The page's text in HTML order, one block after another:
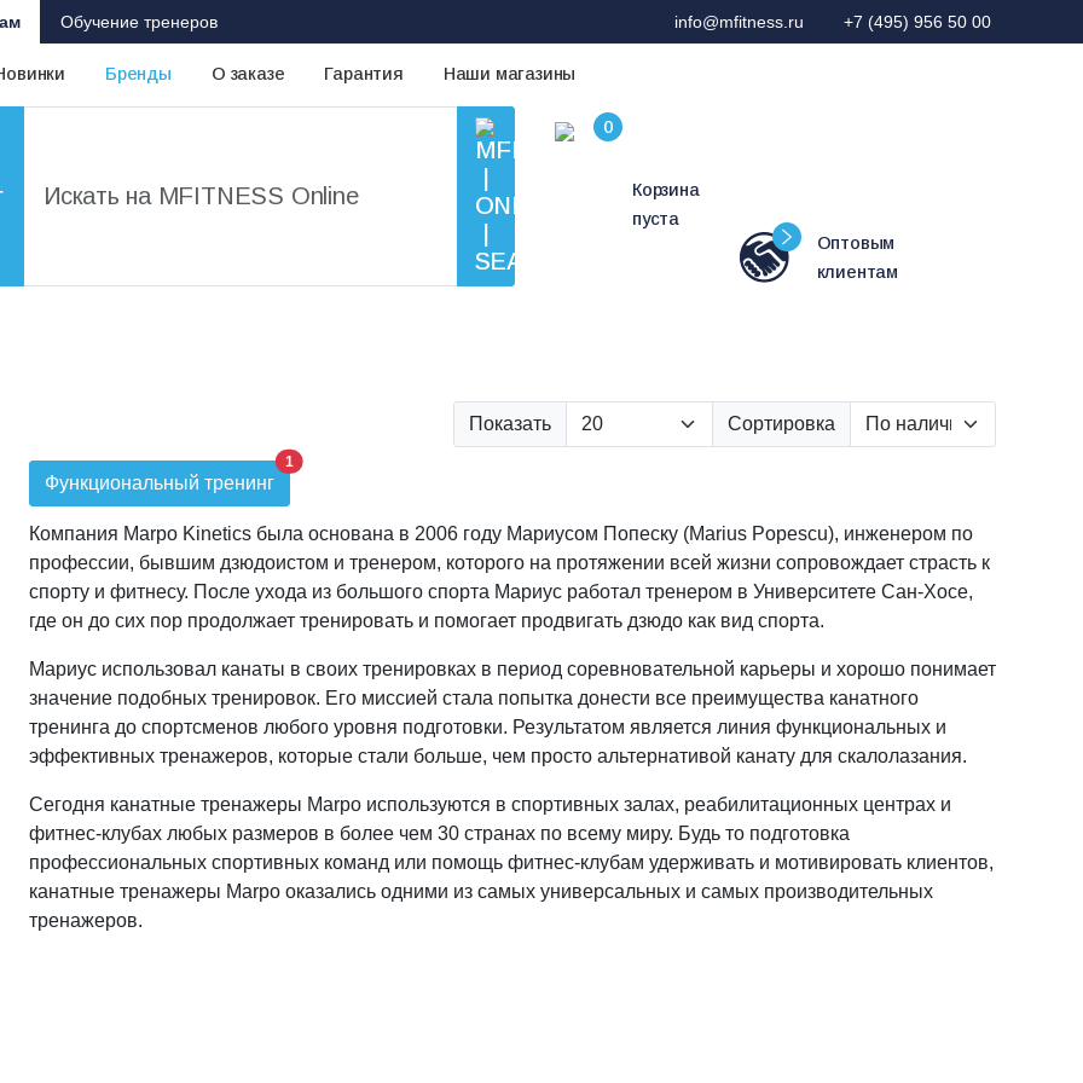
Обучение тренеров info@mfitness.ru +7 (495) 956 50 00
Бренды О заказе Гарантия Наши магазины
Корзина
пуста
Оптовым
клиентам
Показать Сортировка
Функциональный тренинг
1
Компания Marpo Kinetics была основана в 2006 году Мариусом Попеску (Marius Popescu), инженером по
профессии, бывшим дзюдоистом и тренером, которого на протяжении всей жизни сопровождает страсть к
спорту и фитнесу. После ухода из большого спорта Мариус работал тренером в Университете Сан-Хосе,
где он до сих пор продолжает тренировать и помогает продвигать дзюдо как вид спорта.
Мариус использовал канаты в своих тренировках в период соревновательной карьеры и хорошо понимает
значение подобных тренировок. Его миссией стала попытка донести все преимущества канатного
тренинга до спортсменов любого уровня подготовки. Результатом является линия функциональных и
эффективных тренажеров, которые стали больше, чем просто альтернативой канату для скалолазания.
Сегодня канатные тренажеры Marpo используются в спортивных залах, реабилитационных центрах и
фитнес-клубах любых размеров в более чем 30 странах по всему миру. Будь то подготовка
профессиональных спортивных команд или помощь фитнес-клубам удерживать и мотивировать клиентов,
канатные тренажеры Marpo оказались одними из самых универсальных и самых производительных
тренажеров.